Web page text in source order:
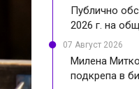
Публично
2026 г. на
07 Август 2026
Милена
подкрепа в